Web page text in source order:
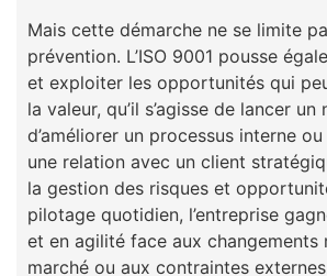
Mais cette démarche ne se limite
prévention. L’ISO 9001 pousse
et exploiter les opportunités qui
la valeur, qu’il s’agisse de lancer
d’améliorer un processus interne
une relation avec un client
la gestion des risques et
pilotage quotidien, l’entreprise
et en agilité face aux changements
marché ou aux contraintes